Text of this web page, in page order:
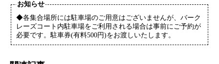
お知らせ
◆各集合場所には駐車場のご用意はございませんが、バーク
レーズコート内駐車場をご利用される場合は事前にご予約が
必要です。駐車券(有料500円)をお渡しいたします。